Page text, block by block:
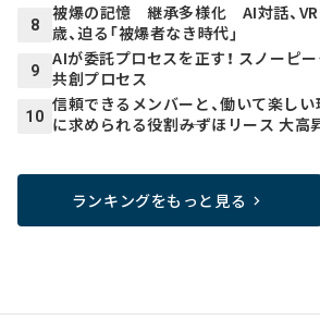
8
被爆の記憶 継承多様化 AI対話、
歳、迫る「被爆者なき時代」
9
AIが委託プロセスを正す！ スノーピ
共創プロセス
10
信頼できるメンバーと、働いて楽し
に求められる役割――みずほリース 大高
ランキングをもっと見る